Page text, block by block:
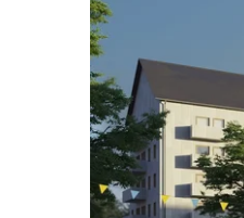
Arkitektmanual
Grönare option